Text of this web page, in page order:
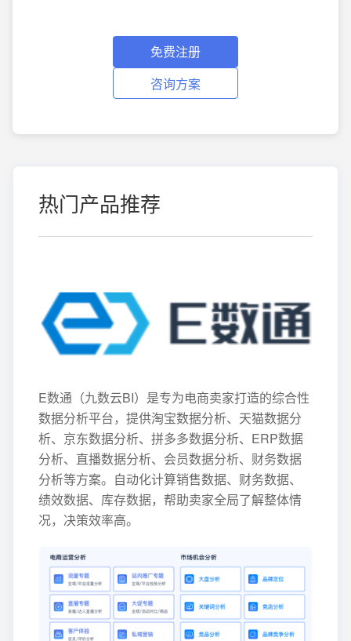
免费注册
咨询方案
热门产品推荐
E数通（九数云BI）是专为电商卖家打造的综合性
数据分析平台，提供淘宝数据分析、天猫数据分
析、京东数据分析、拼多多数据分析、ERP数据
分析、直播数据分析、会员数据分析、财务数据
分析等方案。自动化计算销售数据、财务数据、
绩效数据、库存数据，帮助卖家全局了解整体情
况，决策效率高。